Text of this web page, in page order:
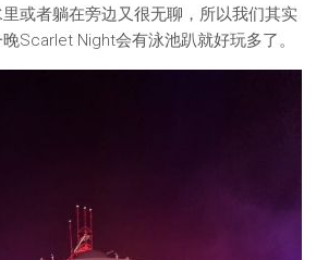
或者躺在旁边又很无聊，所以我们其实
Scarlet Night会有泳池趴就好玩多了。